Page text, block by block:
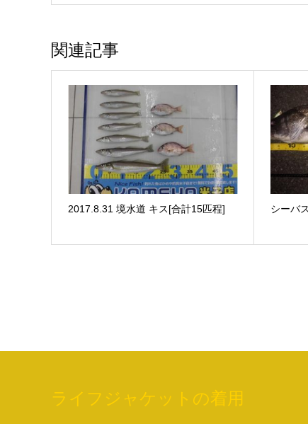
関連記事
2017.8.31 境水道 キス[合計15匹程] シーバ
ライフジャケットの着用